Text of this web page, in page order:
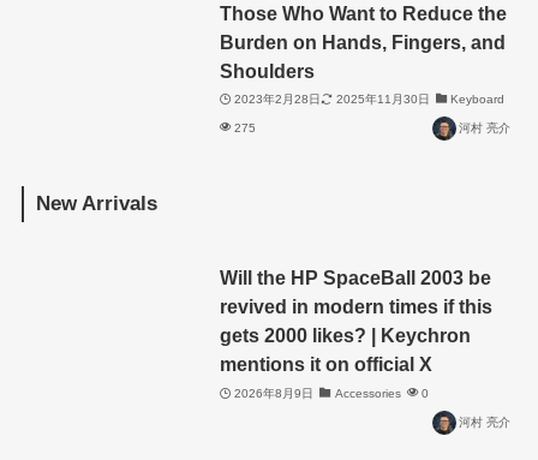
Those Who Want to Reduce the
Burden on Hands, Fingers, and
Shoulders
2023年2月28日 2025年11月30日 Keyboard
275 河村 亮介
New Arrivals
Will the HP SpaceBall 2003 be
revived in modern times if this
gets 2000 likes? | Keychron
mentions it on official X
2026年8月9日 Accessories 0
河村 亮介